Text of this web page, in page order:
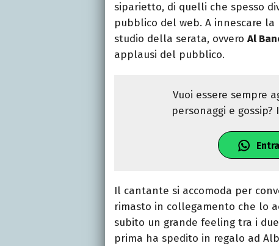
siparietto, di quelli che spesso
pubblico del web. A innescare
studio della serata, ovvero Al
applausi del pubblico.
Vuoi essere sempre
personaggi e
Il cantante si accomoda per
rimasto in collegamento che lo
subito un grande feeling tra i
prima ha spedito in regalo ad